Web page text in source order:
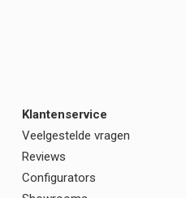
Klantenservice
Veelgestelde vragen
Reviews
Configurators